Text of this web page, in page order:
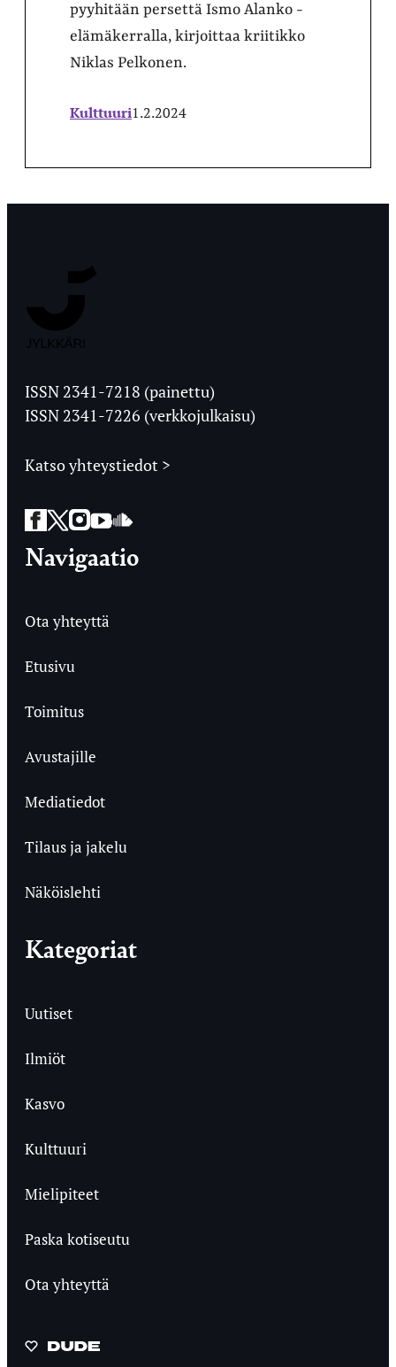
pyyhitään persettä Ismo Alanko -
elämäkerralla, kirjoittaa kriitikko
Niklas Pelkonen.
Kulttuuri1.2.2024
Ylioppilaslehti
ISSN 2341-7218 (painettu)
ISSN 2341-7226 (verkkojulkaisu)
Katso yhteystiedot >
Facebook
Twitter
Instagram
YouTube
SoundCloud
Navigaatio
Ota yhteyttä
Etusivu
Toimitus
Avustajille
Mediatiedot
Tilaus ja jakelu
Näköislehti
Kategoriat
Uutiset
Ilmiöt
Kasvo
Kulttuuri
Mielipiteet
Paska kotiseutu
Ota yhteyttä